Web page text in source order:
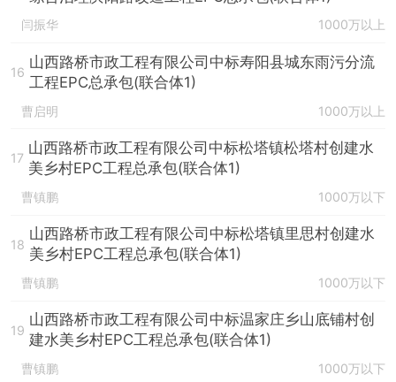
闫振华 1000万以上
16
山西路桥市政工程有限公司中标寿阳县城东雨污分流
工程EPC总承包(联合体1)
曹启明 1000万以上
17
山西路桥市政工程有限公司中标松塔镇松塔村创建水
美乡村EPC工程总承包(联合体1)
曹镇鹏 1000万以下
18
山西路桥市政工程有限公司中标松塔镇里思村创建水
美乡村EPC工程总承包(联合体1)
曹镇鹏 1000万以下
19
山西路桥市政工程有限公司中标温家庄乡山底铺村创
建水美乡村EPC工程总承包(联合体1)
曹镇鹏 1000万以下